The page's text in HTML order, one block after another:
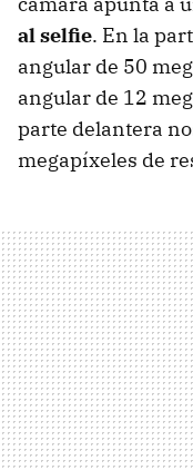
al selfie. En la
angular de 50
angular de 12
parte delantera
megapíxeles de